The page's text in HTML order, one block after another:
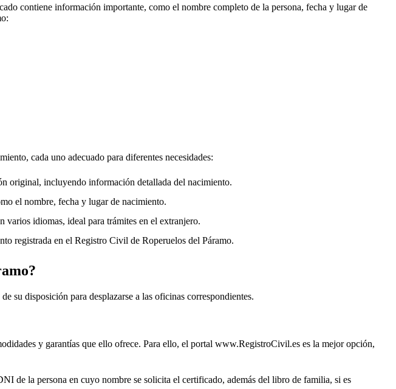
contiene información importante, como el nombre completo de la persona, fecha y lugar de
cada uno adecuado para diferentes necesidades:
original, incluyendo información detallada del nacimiento.
el nombre, fecha y lugar de nacimiento.
varios idiomas, ideal para trámites en el extranjero.
registrada en el Registro Civil de Roperuelos del Páramo.
?
su disposición para desplazarse a las oficinas correspondientes.
y garantías que ello ofrece. Para ello, el portal www.RegistroCivil.es es la mejor opción,
de la persona en cuyo nombre se solicita el certificado, además del libro de familia, si es